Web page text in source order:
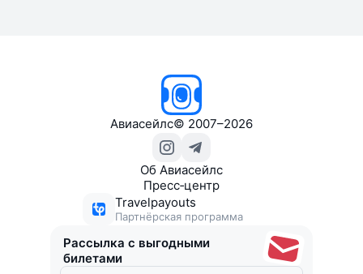
Авиасейлс© 2007–2026
Об Авиасейлс
Пресс‑центр
Travelpayouts
Партнёрская программа
Рассылка с выгодными
билетами